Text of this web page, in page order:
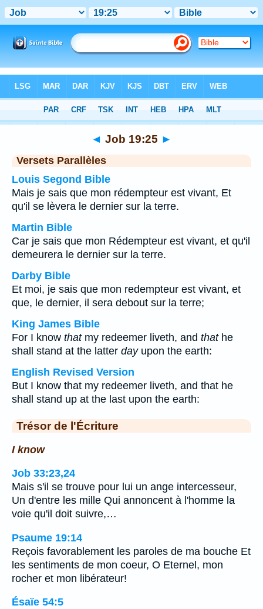
Chapitre 19 > Verset 25
◄ Job 19:25 ►
Versets Parallèles
Louis Segond Bible
Mais je sais que mon rédempteur est vivant, Et
qu'il se lèvera le dernier sur la terre.
Martin Bible
Car je sais que mon Rédempteur est vivant, et qu'il
demeurera le dernier sur la terre.
Darby Bible
Et moi, je sais que mon redempteur est vivant, et
que, le dernier, il sera debout sur la terre;
King James Bible
For I know thatmy redeemer liveth, and thathe
shall stand at the latter dayupon the earth:
English Revised Version
But I know that my redeemer liveth, and that he
shall stand up at the last upon the earth:
Trésor de l'Écriture
I know
Job 33:23,24
Mais s'il se trouve pour lui un ange intercesseur,
Un d'entre les mille Qui annoncent à l'homme la
voie qu'il doit suivre,…
Psaume 19:14
Reçois favorablement les paroles de ma bouche Et
les sentiments de mon coeur, O Eternel, mon
rocher et mon libérateur!
Ésaïe 54:5